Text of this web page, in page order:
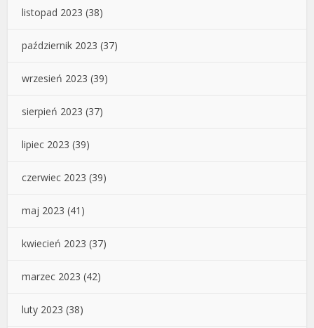
listopad 2023 (38)
październik 2023 (37)
wrzesień 2023 (39)
sierpień 2023 (37)
lipiec 2023 (39)
czerwiec 2023 (39)
maj 2023 (41)
kwiecień 2023 (37)
marzec 2023 (42)
luty 2023 (38)